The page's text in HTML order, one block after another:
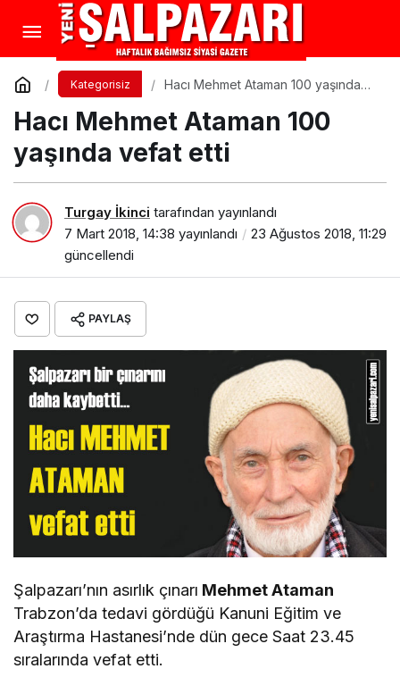
Kategorisiz
Hacı Mehmet Ataman 100 yaşında
Hacı Mehmet Ataman 100
yaşında vefat etti
Turgay İkinci tarafından yayınlandı
7 Mart 2018, 14:38 yayınlandı
23 Ağustos 2018, 11:29
güncellendi
PAYLAŞ
Şalpazarı’nın asırlık çınarı Mehmet Ataman
Trabzon’da tedavi gördüğü Kanuni Eğitim ve
Araştırma Hastanesi’nde dün gece Saat 23.45
sıralarında vefat etti.